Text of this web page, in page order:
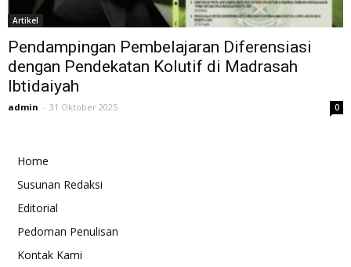
Artikel
Pendampingan Pembelajaran Diferensiasi
dengan Pendekatan Kolutif di Madrasah
Ibtidaiyah
admin - 31 Oktober 2025 0
Home
Susunan Redaksi
Editorial
Pedoman Penulisan
Kontak Kami